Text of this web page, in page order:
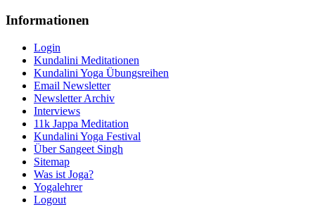
Informationen
Login
Kundalini Meditationen
Kundalini Yoga Übungsreihen
Email Newsletter
Newsletter Archiv
Interviews
11k Jappa Meditation
Kundalini Yoga Festival
Über Sangeet Singh
Sitemap
Was ist Joga?
Yogalehrer
Logout